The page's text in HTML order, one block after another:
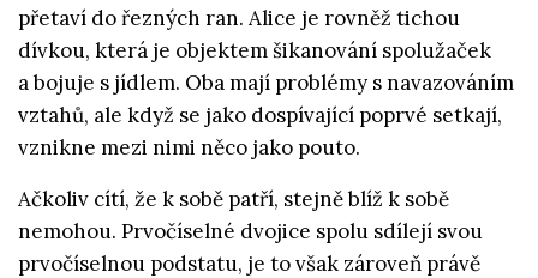
přetaví do řezných ran. Alice je rovněž tichou
dívkou, která je objektem šikanování spolužaček
a bojuje s jídlem. Oba mají problémy s navazováním
vztahů, ale když se jako dospívající poprvé setkají,
vznikne mezi nimi něco jako pouto.
Ačkoliv cítí, že k sobě patří, stejně blíž k sobě
nemohou. Prvočíselné dvojice spolu sdílejí svou
prvočíselnou podstatu, je to však zároveň právě